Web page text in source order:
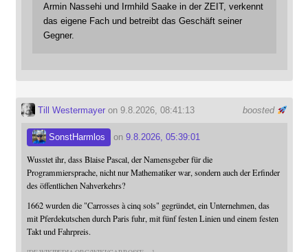
Armin Nassehi und Irmhild Saake in der ZEIT, verkennt
das eigene Fach und betreibt das Geschäft seiner
Gegner.
boosted
Till Westermayeron 9.8.2026, 08:41:13
SonstHarmlos on 9.8.2026, 05:39:01
Wusstet ihr, dass Blaise Pascal, der Namensgeber für die
Programmiersprache, nicht nur Mathematiker war, sondern auch der Erfinder
des öffentlichen Nahverkehrs?
1662 wurden die "Carrosses à cinq sols" gegründet, ein Unternehmen, das
mit Pferdekutschen durch Paris fuhr, mit fünf festen Linien und einem festen
Takt und Fahrpreis.